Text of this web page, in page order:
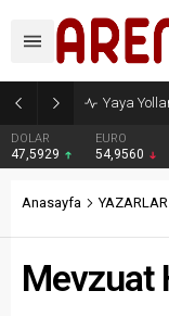
Yaya
DOLAR
47,5929
EURO
54,9560
Anasayfa YAZARLAR
Mevzuat